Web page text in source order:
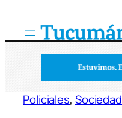
Policiales, Sociedad